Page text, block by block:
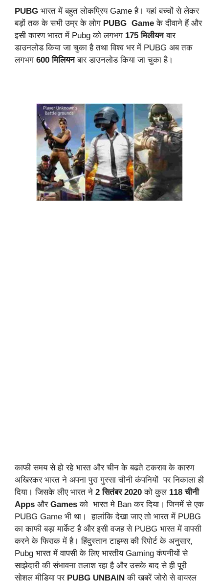
PUBG भारत में बहुत लोकप्रिय Game है। यहां बच्चों से लेकर
बड़ों तक के सभी उम्र के लोग PUBG Game के दीवाने हैं और
इसी कारण भारत में Pubg को लगभग 175 मिलीयनबार
डाउनलोड किया जा चुका है तथा विश्व भर में PUBG अब तक
लगभग 600 मिलियनबार डाउनलोड किया जा चुका है।
काफी समय से हो रहे भारत और चीन के बढते टकराव के कारण
अखिरकर भारत ने अपना पुरा गुस्सा चीनी कंपनियों पर निकाला ही
दिया। जिसके लीए भारत ने 2 सितंबर 2020 को कुल 118 चीनी
Apps और Games को भारत मे Ban कर दिया। जिनमें से एक
PUBG Game भी था। हालांकि देखा जाए तो भारत में PUBG
का काफी बड़ा मार्केट है और इसी वजह से PUBG भारत में वापसी
करने के फिराक में है। हिंदुस्तान टाइम्स की रिपोर्ट के अनुसार,
Pubg भारत में वापसी के लिए भारतीय Gaming कंपनीयों से
साझेदारी की संभावना तलाश रहा है और उसके बाद से ही पूरी
सोशल मीडिया पर PUBG UNBAIN की खबरें जोरो से वायरल